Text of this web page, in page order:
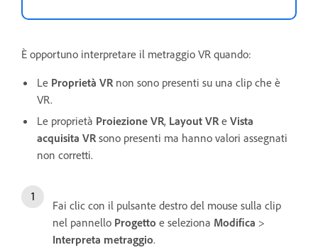
È opportuno interpretare il metraggio VR quando:
Le Proprietà VR non sono presenti su una clip che è
VR.
Le proprietà Proiezione VR, Layout VR e Vista
acquisita VR sono presenti ma hanno valori assegnati
non corretti.
Fai clic con il pulsante destro del mouse sulla clip
nel pannello Progetto e seleziona Modifica >
Interpreta metraggio.